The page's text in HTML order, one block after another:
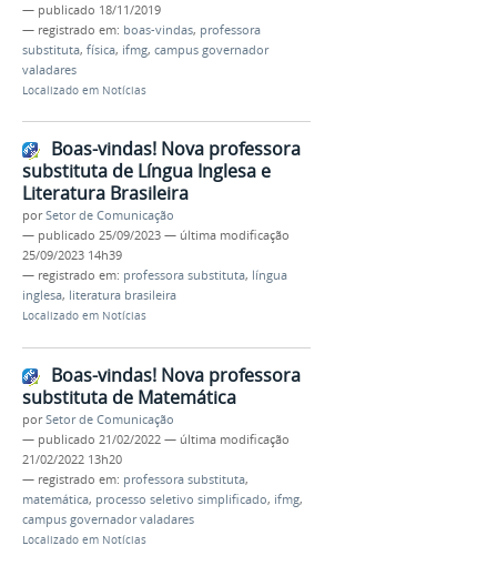
— publicado 18/11/2019
— registrado em: boas-vindas, professora
substituta, física, ifmg, campus governador
valadares
Localizado em Notícias
Boas-vindas! Nova professora
substituta de Língua Inglesa e
Literatura Brasileira
porSetor de Comunicação
— publicado 25/09/2023 — última modificação
25/09/2023 14h39
— registrado em: professora substituta, língua
inglesa, literatura brasileira
Localizado em Notícias
Boas-vindas! Nova professora
substituta de Matemática
porSetor de Comunicação
— publicado 21/02/2022 — última modificação
21/02/2022 13h20
— registrado em: professora substituta,
matemática, processo seletivo simplificado, ifmg,
campus governador valadares
Localizado em Notícias